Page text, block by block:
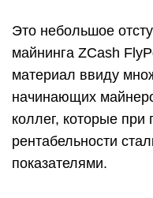
Это небольшое
майнинга ZCash
материал ввиду
начинающих
коллег, которые при
рентабельности
показателями.